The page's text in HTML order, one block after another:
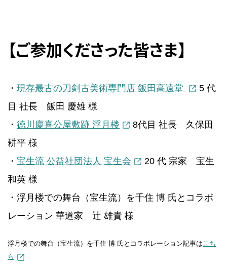
【ご参加くださった皆さま】
・ 現存最古の刀剣古美術専門店 飯田高遠堂
5 代
⽬ 社長 飯田 慶雄 様
・ 徳川慶喜公屋敷跡 浮月楼
8代目 社長 久保田
耕平 様
・ 宝生流 公益社団法人 宝生会
20 代 宗家 宝生
和英 様
・浮月楼での舞台（宝生流）を千住 博 氏とコラボ
レーション 華道家 辻 雄貴 様
浮月楼での舞台（宝生流）を千住 博 氏とコラボレーション記事はこち
ら